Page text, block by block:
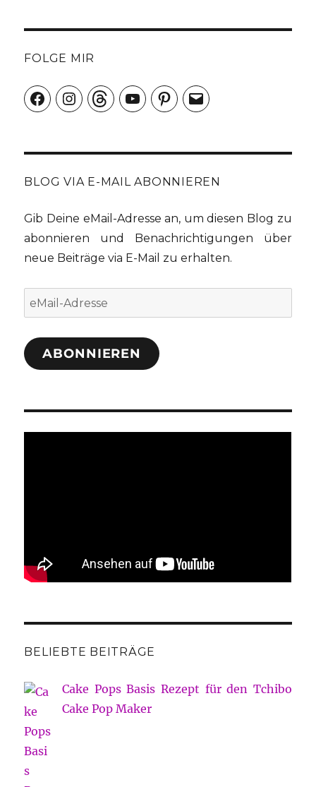
FOLGE MIR
FacebookInstagramThreadsYouTubePinterest
E-
Mail
BLOG VIA E-MAIL ABONNIEREN
Gib Deine eMail-Adresse an, um diesen Blog zu
abonnieren und Benachrichtigungen über
neue Beiträge via E-Mail zu erhalten.
eMail-
Adresse
ABONNIEREN
BELIEBTE BEITRÄGE
Cake Pops Basis Rezept für den Tchibo
Cake Pop Maker